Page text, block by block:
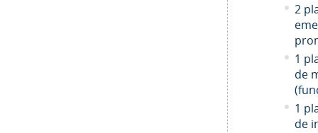
2
1
de
1
de